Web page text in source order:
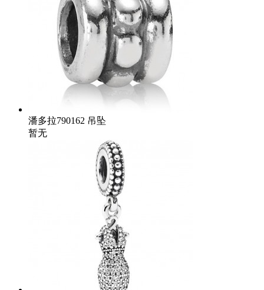
潘多拉790162 吊坠
暂无